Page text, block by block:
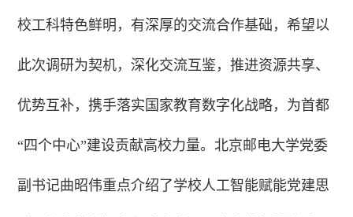
校工科特色鲜明，有深厚的交流合作基础，希望以
此次调研为契机，深化交流互鉴，推进资源共享、
优势互补，携手落实国家教育数字化战略，为首都
“四个中心”建设贡献高校力量。北京邮电大学党委
副书记曲昭伟重点介绍了学校人工智能赋能党建思